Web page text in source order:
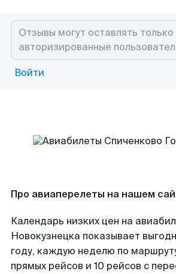
Войти
Про авиаперелеты на нашем
Календарь низких цен на
Новокузнецка показывает
году, каждую неделю по
прямых рейсов и 10 рейсов с